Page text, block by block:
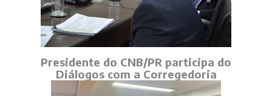
Presidente do CNB/PR participa do
Diálogos com a Corregedoria